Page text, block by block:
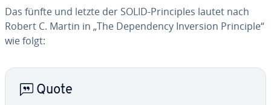
Das fünfte und letzte der SOLID-Pri­nciples lautet nach
Robert C. Martin in „The De­pen­dency Inversion Principle“
wie folgt:
Quote